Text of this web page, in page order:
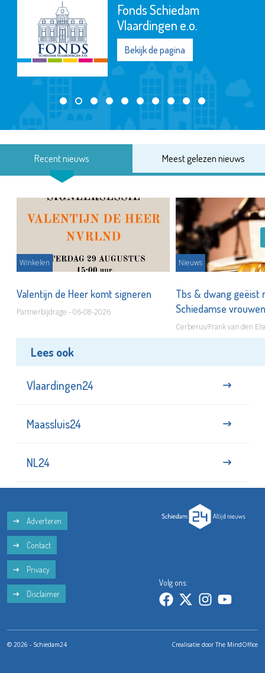
Fonds Schiedam
Vlaardingen e.o.
Bekijk de pagina
Recent nieuws Meest gelezen nieuws
Winkelen
Valentijn de Heer komt signeren
Partnerbijdrage - 06-08-2026
Nieuws
Tbs & dwang geëist
Schiedamse
Cerberus/Frank van den
Lees ook
Vlaardingen24
Maassluis24
NL24
Adverteren
Contact
Privacy
Disclaimer
Volg ons:
© 2026 - Schiedam24 Crealisatie doorThe MindOffice